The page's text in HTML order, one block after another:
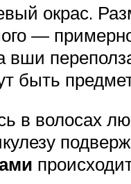
окрас.
—
вши
быть
в волосах